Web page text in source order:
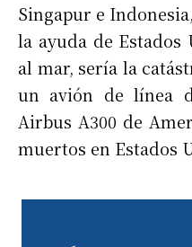
Singapur e
la ayuda de Estados
al mar, sería la
un avión de línea
Airbus A300 de
muertos en Estados